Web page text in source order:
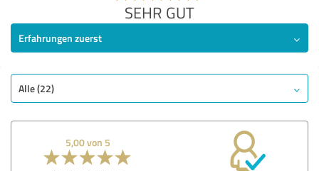
SEHR GUT
Erfahrungen zuerst
Alle (22)
5,00 von 5